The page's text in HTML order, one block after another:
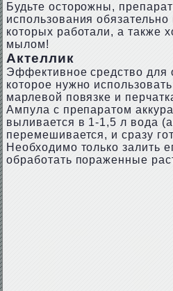
Будьте осторожны,
использования
которых работали, а также
мылом!
Актеллик
Эффективное средство для
которое нужно
марлевой повязке и
Ампула с препаратом
выливается в 1-1,5 л вода
перемешивается, и сразу
Необходимо только залить
обработать пораженные